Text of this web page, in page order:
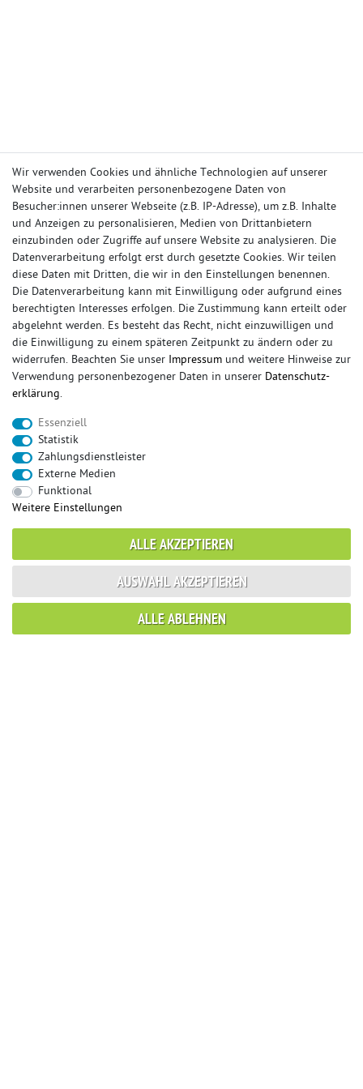
IHR KONTO
Anmelden
Registrieren
Wunschliste
Kasse
INFORMATIONEN
Impressum
Widerrufsrecht
AGB / Kundeninformationen
Vertrag widerrufen
SERVICE
Rückrufservice
Wir verwenden Cookies und ähnliche Technologien auf unserer
Website und verarbeiten personenbezogene Daten von
Besucher:innen unserer Webseite (z.B. IP-Adresse), um z.B. Inhalte
und Anzeigen zu personalisieren, Medien von Drittanbietern
einzubinden oder Zugriffe auf unsere Website zu analysieren. Die
Datenverarbeitung erfolgt erst durch gesetzte Cookies. Wir teilen
diese Daten mit Dritten, die wir in den Einstellungen benennen.
Die Datenverarbeitung kann mit Einwilligung oder aufgrund eines
berechtigten Interesses erfolgen. Die Zustimmung kann erteilt oder
abgelehnt werden. Es besteht das Recht, nicht einzuwilligen und
die Einwilligung zu einem späteren Zeitpunkt zu ändern oder zu
widerrufen. Beachten Sie unser Impressum und weitere Hinweise zur
Verwendung personenbezogener Daten in unserer Daten­schutz­
erklärung.
Essenziell
Statistik
Zahlungsdienstleister
Externe Medien
Funktional
Weitere Einstellungen
ALLE AKZEPTIEREN
ALLE ABLEHNEN
AUSWAHL AKZEPTIEREN